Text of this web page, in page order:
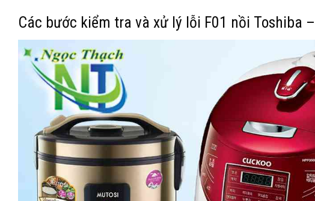
Các bước kiểm tra và xử lý lỗi F01 nồi Toshiba